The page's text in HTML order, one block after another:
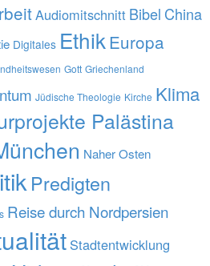
Audiomitschnitt Bibel China
Digitales EthikEuropa
Gott Griechenland
Jüdische Theologie Kirche Klima
Palästina
Naher Osten
Predigten
Reise durch Nordpersien
Stadtentwicklung